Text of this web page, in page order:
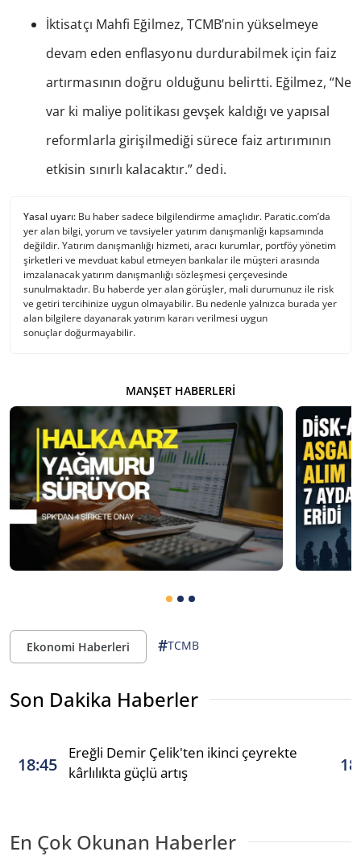
İktisatçı Mahfi Eğilmez, TCMB’nin yükselmeye
devam eden enflasyonu durdurabilmek için faiz
artırmasının doğru olduğunu belirtti. Eğilmez, “Ne
var ki maliye politikası gevşek kaldığı ve yapısal
reformlarla girişilmediği sürece faiz artırımının
etkisin sınırlı kalacaktır.” dedi.
Yasal uyarı: Bu haber sadece bilgilendirme amaçlıdır. Paratic.com’da
yer alan bilgi, yorum ve tavsiyeler yatırım danışmanlığı kapsamında
değildir. Yatırım danışmanlığı hizmeti, aracı kurumlar, portföy yönetim
şirketleri ve mevduat kabul etmeyen bankalar ile müşteri arasında
imzalanacak yatırım danışmanlığı sözleşmesi çerçevesinde
sunulmaktadır. Bu haberde yer alan görüşler, mali durumunuz ile risk
ve getiri tercihinize uygun olmayabilir. Bu nedenle yalnızca burada yer
alan bilgilere dayanarak yatırım kararı verilmesi uygun
sonuçlar doğurmayabilir.
MANŞET HABERLERI
Ekonomi Haberleri #TCMB
Son Dakika Haberler
18:45
Ereğli Demir Çelik'ten ikinci çeyrekte
kârlılıkta güçlü artış
En Çok Okunan Haberler